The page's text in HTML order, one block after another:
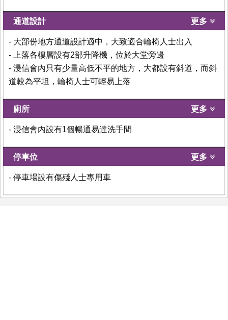
通道設計 更多
- 大部份地方通道設計適中，大致適合輪椅人士出入
- 上落各樓層設有2部升降機，位於大堂旁邊
- 浸信會內只有少量高低不平的地方，大都設有斜道，而斜
道較為平坦，輪椅人士可輕易上落
廁所 更多
- 浸信會內設有1個暢通易達洗手間
停車位 更多
- 停車場設有傷殘人士專用車